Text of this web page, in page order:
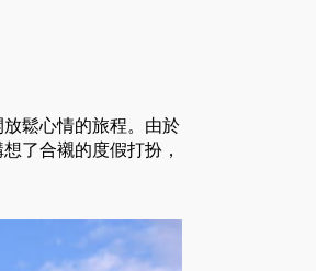
鬆心情的旅程。由於
了合襯的度假打扮，